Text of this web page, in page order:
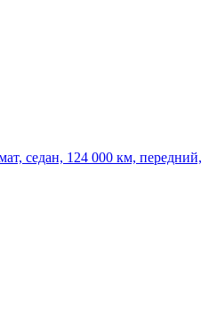
седан, 124 000 км, передний,